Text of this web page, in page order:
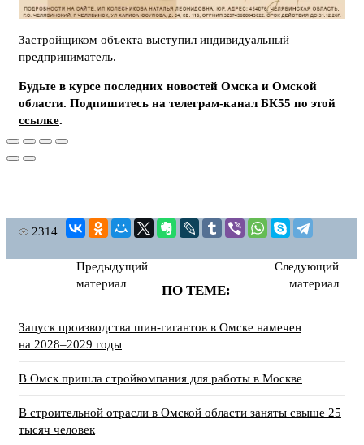
Застройщиком объекта выступил индивидуальный
предприниматель.
Будьте в курсе последних новостей Омска и Омской
области. Подпишитесь на телеграм-канал БК55 по этой
ссылке.
2314
Предыдущий
материал
Следующий
материал
ПО ТЕМЕ:
Запуск производства шин-гигантов в Омске намечен
на 2028–2029 годы
В Омск пришла стройкомпания для работы в Москве
В строительной отрасли в Омской области заняты свыше 25
тысяч человек